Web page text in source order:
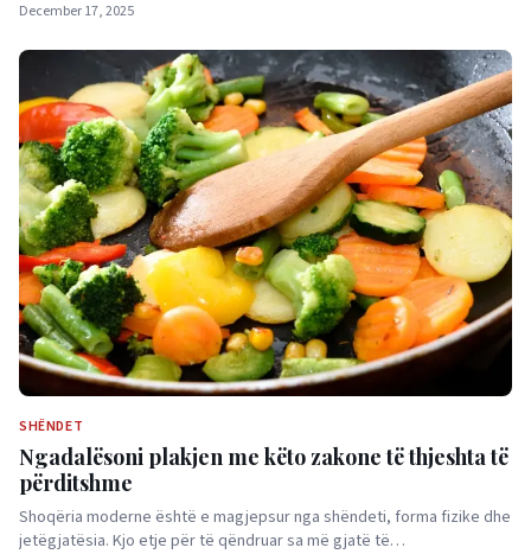
December 17, 2025
SHËNDET
Ngadalësoni plakjen me këto zakone të thjeshta të
përditshme
Shoqëria moderne është e magjepsur nga shëndeti, forma fizike dhe
jetëgjatësia. Kjo etje për të qëndruar sa më gjatë të…